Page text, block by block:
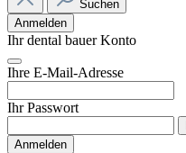
Suchen
Anmelden
Ihr dental bauer Konto
Ihre E-Mail-Adresse
Ihr Passwort
Anmelden